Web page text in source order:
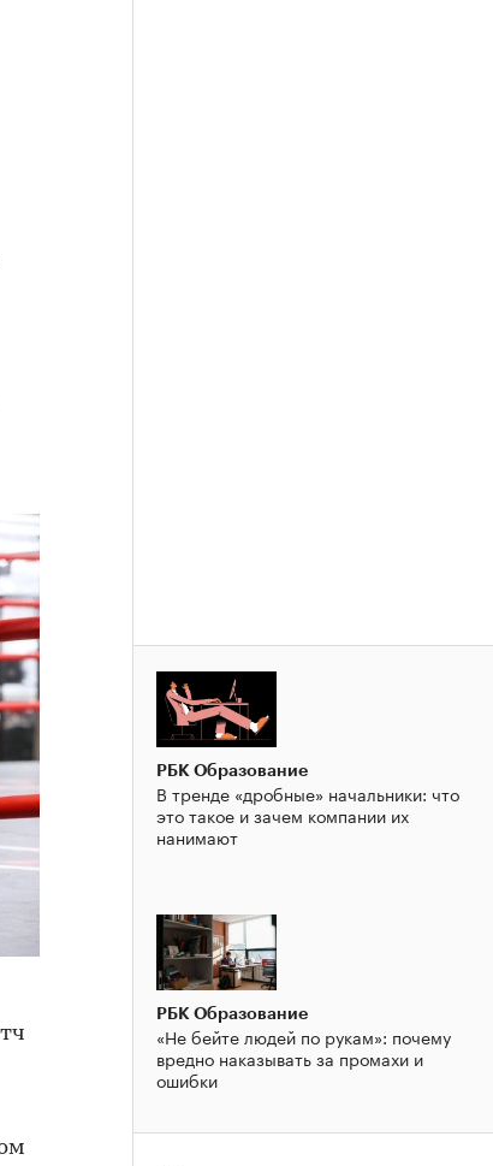
РБК Образование
В тренде «дробные» начальники: что
это такое и зачем компании их
нанимают
РБК Образование
«Не бейте людей по рукам»: почему
вредно наказывать за промахи и
ошибки